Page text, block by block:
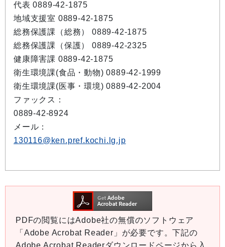
代表 0889-42-1875
地域支援室 0889-42-1875
総務保護課（総務） 0889-42-1875
総務保護課（保護） 0889-42-2325
健康障害課 0889-42-1875
衛生環境課(食品・動物) 0889-42-1999
衛生環境課(医事・環境) 0889-42-2004
ファックス：
0889-42-8924
メール：
130116@ken.pref.kochi.lg.jp
PDFの閲覧にはAdobe社の無償のソフトウェア
「Adobe Acrobat Reader」が必要です。下記の
Adobe Acrobat Readerダウンロードページから入